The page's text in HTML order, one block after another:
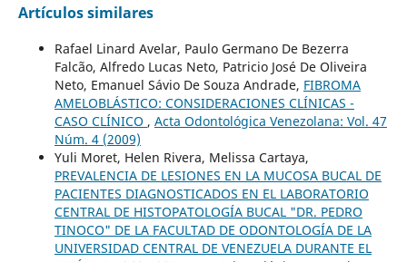
Artículos similares
Rafael Linard Avelar, Paulo Germano De Bezerra
Falcão, Alfredo Lucas Neto, Patricio José De Oliveira
Neto, Emanuel Sávio De Souza Andrade, FIBROMA
AMELOBLÁSTICO: CONSIDERACIONES CLÍNICAS -
CASO CLÍNICO , Acta Odontológica Venezolana: Vol. 47
Núm. 4 (2009)
Yuli Moret, Helen Rivera, Melissa Cartaya,
PREVALENCIA DE LESIONES EN LA MUCOSA BUCAL DE
PACIENTES DIAGNOSTICADOS EN EL LABORATORIO
CENTRAL DE HISTOPATOLOGÍA BUCAL "DR. PEDRO
TINOCO" DE LA FACULTAD DE ODONTOLOGÍA DE LA
UNIVERSIDAD CENTRAL DE VENEZUELA DURANTE EL